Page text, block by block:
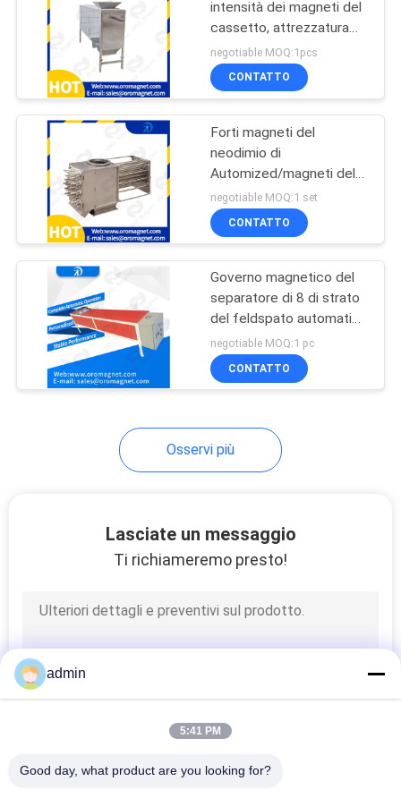
Separatore
magnetico
permanente
Separatore
magnetico del
nastro trasportatore
separatore del
Separatore
magnetico di
Overband
intensità dei magneti del
cassetto, attrezzatura
magnetica automatica
negotiable MOQ:1pcs
CONTATTO
Forti magneti del
neodimio di
Automized/magneti del
neodimio terra rara adatti
a polvere secca
negotiable MOQ:1 set
CONTATTO
Governo magnetico del
separatore di 8 di strato
del feldspato automatico
del quarzo magneti del
cassetto per
l'elaborazione minerale
negotiable MOQ:1 pc
CONTATTO
Osservi più
Lasciate un messaggio
Ti richiameremo presto!
admin
5:41 PM
Good day, what product are you looking for?